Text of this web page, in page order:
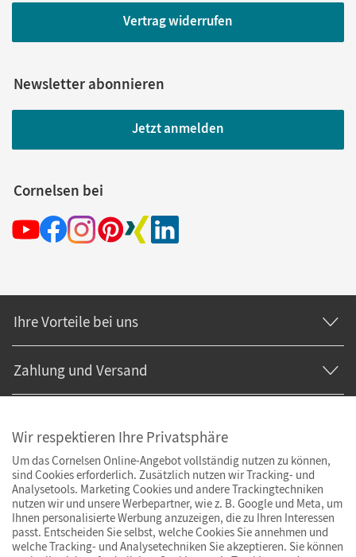
Vertrag widerrufen
Newsletter abonnieren
Jetzt anmelden
Cornelsen bei
Ihre Vorteile bei uns
Zahlung und Versand
Wir respektieren Ihre Privatsphäre
Um das Cornelsen Online-Angebot vollständig nutzen zu können,
sind Cookies erforderlich. Zusätzlich nutzen wir Tracking- und
Analysetools. Marketing Cookies und andere Trackingtechniken
nutzen wir und unsere Werbepartner, wie z. B. Google und Meta, um
Ihnen personalisierte Werbung anzuzeigen, die zu Ihren Interessen
passt. Entscheiden Sie selbst, welche Cookies Sie annehmen und
welche Tracking- und Analysetechniken Sie akzeptieren. Sie können